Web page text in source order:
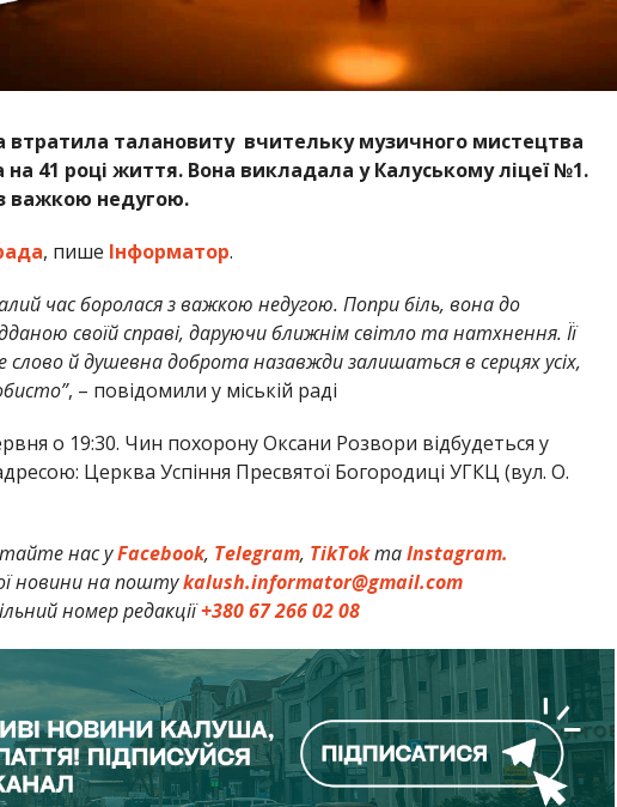
втратила талановиту вчительку музичного мистецтва
41 році життя. Вона викладала у Калуському ліцеї №1.
важкою недугою.
, пише Інформатор.
час боролася з важкою недугою. Попри біль, вона до
своїй справі, даруючи ближнім світло та натхнення. Її
й душевна доброта назавжди залишаться в серцях усіх,
, – повідомили у міській раді
о 19:30. Чин похорону Оксани Розвори відбудеться у
Церква Успіння Пресвятої Богородиці УГКЦ (вул. О.
нас уFacebook, Telegram, TikTokтаInstagram.
новини на поштуkalush.informator@gmail.com
номер редакції+380 67 266 02 08